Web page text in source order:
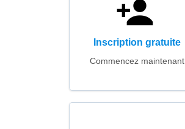
Inscription gratuite
Commencez maintenant